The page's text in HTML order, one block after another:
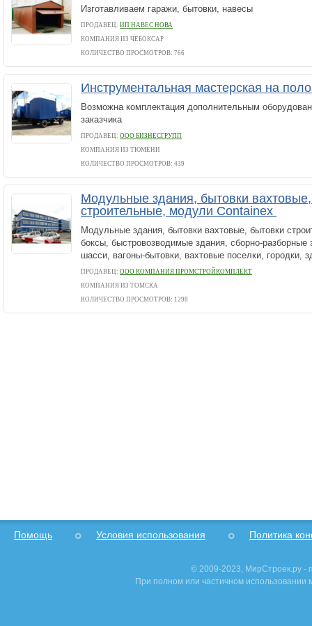
Изготавливаем гаражи, бытовки, навесы
ПРОДАВЕЦ: ИП НАВЕС НОВА
КОМПАНИЯ ИЗ ЧЕБОКСАР
КОЛИЧЕСТВО ПРОСМОТРОВ: 766
Инструментальная мастерская на
Возможна комплектация дополнительным
заказчика
ПРОДАВЕЦ: ООО БИЗНЕСГРУПП
КОМПАНИЯ ИЗ ТЮМЕНИ
КОЛИЧЕСТВО ПРОСМОТРОВ: 439
Модульные здания, бытовки
строительные, модули Containex
Модульные здания, бытовки вахтовые, бытовки
боксы, быстровозводимые здания, сборно-разборные
шасси, вагоны-бытовки, вахтовые поселки, городки,
ПРОДАВЕЦ: ООО КОМПАНИЯ ПРОМСТРОЙКОМПЛЕКТ
КОМПАНИЯ ИЗ ТОМСКА
КОЛИЧЕСТВО ПРОСМОТРОВ: 1298
Помощь Условия использования Политика
© 2009-2023, МирСтроек.ру -
При полном или частичном использовании